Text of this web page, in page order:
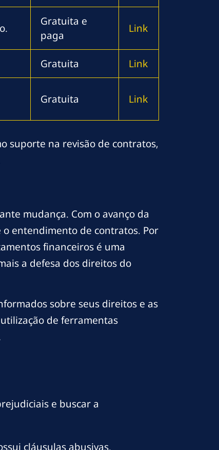
Gratuita e
paga
Link
Gratuita Link
Gratuita Link
suporte na revisão de contratos,
mudança. Com o avanço da
entendimento de contratos. Por
financeiros é uma
a defesa dos direitos do
sobre seus direitos e as
de ferramentas
e buscar a
cláusulas abusivas.